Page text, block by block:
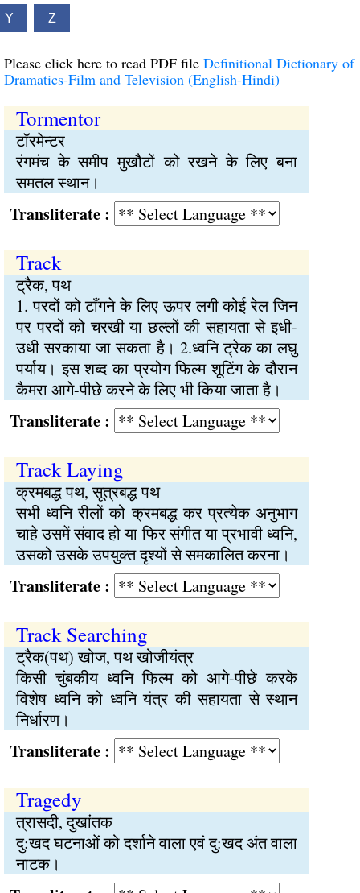
Y Z
Please click here to read PDF file Definitional Dictionary of
Dramatics-Film and Television (English-Hindi)
Tormentor
टॉरमेन्टर
रंगमंच के समीप मुखौटों को रखने के लिए बना
समतल स्थान।
:
Track
ट्रैक, पथ
1. परदों को टाँगने के लिए ऊपर लगी कोई रेल जिन
पर परदों को चरखी या छल्लों की सहायता से इधी-
उधी सरकाया जा सकता है। 2.ध्वनि ट्रेक का लघु
पर्याय। इस शब्द का प्रयोग फिल्म शूटिंग के दौरान
कैमरा आगे-पीछे करने के लिए भी किया जाता है।
:
Track Laying
क्रमबद्ध पथ, सूत्रबद्ध पथ
सभी ध्वनि रीलों को क्रमबद्ध कर प्रत्येक अनुभाग
चाहे उसमें संवाद हो या फिर संगीत या प्रभावी ध्वनि,
उसको उसके उपयुक्त दृश्यों से समकालित करना।
:
Track Searching
ट्रैक(पथ) खोज, पथ खोजीयंत्र
किसी चुंबकीय ध्वनि फिल्म को आगे-पीछे करके
विशेष ध्वनि को ध्वनि यंत्र की सहायता से स्थान
निर्धारण।
:
Tragedy
त्रासदी, दुखांतक
दु:खद घटनाओं को दर्शाने वाला एवं दु:खद अंत वाला
नाटक।